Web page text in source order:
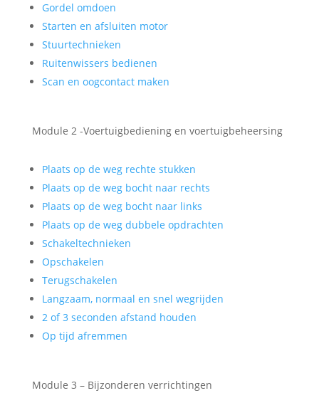
Gordel omdoen
Starten en afsluiten motor
Stuurtechnieken
Ruitenwissers bedienen
Scan en oogcontact maken
Module 2 -Voertuigbediening en voertuigbeheersing
Plaats op de weg rechte stukken
Plaats op de weg bocht naar rechts
Plaats op de weg bocht naar links
Plaats op de weg dubbele opdrachten
Schakeltechnieken
Opschakelen
Terugschakelen
Langzaam, normaal en snel wegrijden
2 of 3 seconden afstand houden
Op tijd afremmen
Module 3 – Bijzonderen verrichtingen